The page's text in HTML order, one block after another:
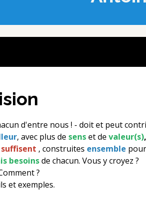
d'entre nous ! - doit et peut
, avec plus de senset de valeur(s),
, construites ensemble pour
besoinsde chacun. Vous y croyez ?
?
et exemples.